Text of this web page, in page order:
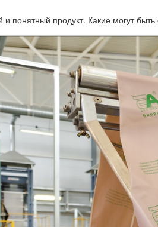
и понятный продукт. Какие могут